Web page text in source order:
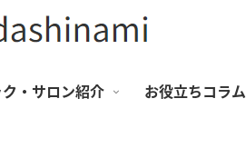
・サロン紹介 お役立ちコラム